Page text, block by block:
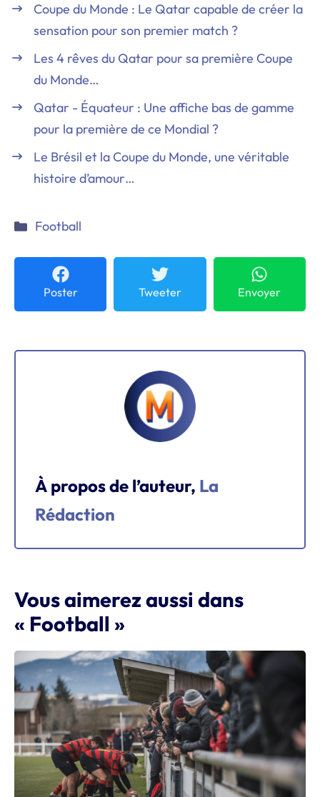
Coupe du Monde : Le Qatar capable de créer la
sensation pour son premier match ?
Les 4 rêves du Qatar pour sa première Coupe
du Monde…
Qatar - Équateur : Une affiche bas de gamme
pour la première de ce Mondial ?
Le Brésil et la Coupe du Monde, une véritable
histoire d’amour…
Catégories
Football
Poster Tweeter Envoyer
À propos de l’auteur, La
Rédaction
Vous aimerez aussi dans
« Football »